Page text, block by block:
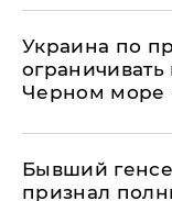
Украина по
Черном море
Бывший
признал